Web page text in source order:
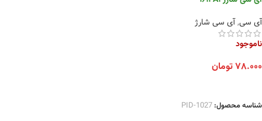
آی سی,آی سی شارژ
ناموجود
۷۸.۰۰۰تومان
شناسه محصول: PID-1027